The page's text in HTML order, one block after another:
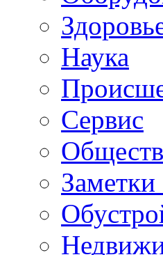
Наука
Сервис
Заметки